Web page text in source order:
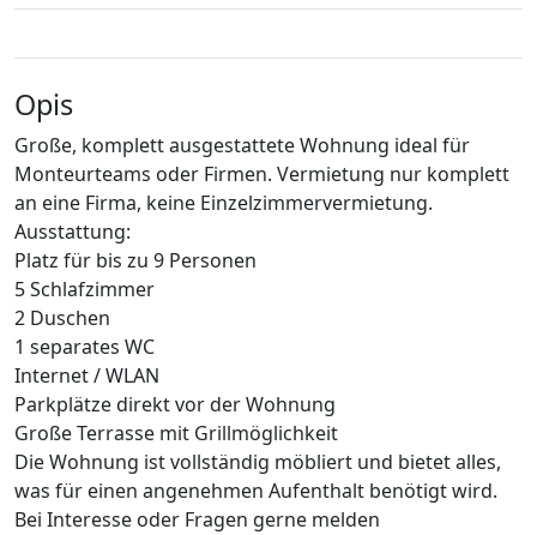
Opis
Große, komplett ausgestattete Wohnung ideal für
Monteurteams oder Firmen. Vermietung nur komplett
an eine Firma, keine Einzelzimmervermietung.
Ausstattung:
Platz für bis zu 9 Personen
5 Schlafzimmer
2 Duschen
1 separates WC
Internet / WLAN
Parkplätze direkt vor der Wohnung
Große Terrasse mit Grillmöglichkeit
Die Wohnung ist vollständig möbliert und bietet alles,
was für einen angenehmen Aufenthalt benötigt wird.
Bei Interesse oder Fragen gerne melden